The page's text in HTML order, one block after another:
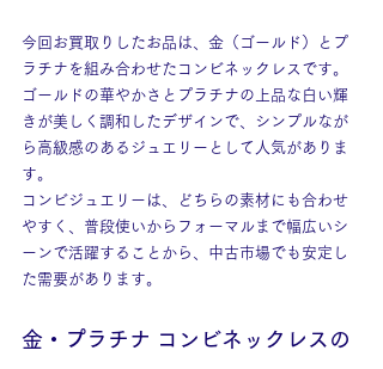
今回お買取りしたお品は、金（ゴールド）とプ
ラチナを組み合わせたコンビネックレスです。
ゴールドの華やかさとプラチナの上品な白い輝
きが美しく調和したデザインで、シンプルなが
ら高級感のあるジュエリーとして人気がありま
す。
コンビジュエリーは、どちらの素材にも合わせ
やすく、普段使いからフォーマルまで幅広いシ
ーンで活躍することから、中古市場でも安定し
た需要があります。
金・プラチナ コンビネックレスの